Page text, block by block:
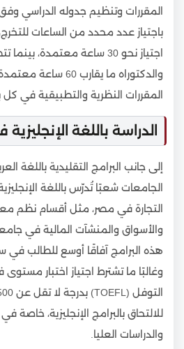
المقررات وتنظيم جدوله الدراسي
باجتياز عدد محدد من الساعات
اجتياز نحو 30 ساعة معتمدة،
والدكتوراه ما يقارب
المقررات النظرية والتطبيقية في كل
الدراسة باللغة الإنجليزية
إلى جانب البرامج التقليدية باللغة
الجامعات شعبًا تُدرّس باللغة
التجارة في مصر، مثل أقسام نظم
والأسواق والمنشآت المالية في
هذه البرامج آفاقًا أوسع للطالب في
وغالبًا ما تشترط اجتياز اختبار مستوى
للالتحاق بالبرامج الإنجليزية، خاصة
والدراسات العليا.